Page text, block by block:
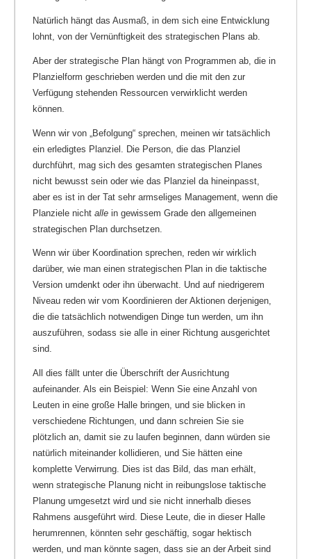
Natürlich hängt das Ausmaß, in dem sich eine Entwicklung
lohnt, von der Vernünftigkeit des strategischen Plans ab.
Aber der strategische Plan hängt von Programmen ab, die in
Planzielform geschrieben werden und die mit den zur
Verfügung stehenden Ressourcen verwirklicht werden
können.
Wenn wir von „Befolgung“ sprechen, meinen wir tatsächlich
ein erledigtes Planziel. Die Person, die das Planziel
durchführt, mag sich des gesamten strategischen Planes
nicht bewusst sein oder wie das Planziel da hineinpasst,
aber es ist in der Tat sehr armseliges Management, wenn die
Planziele nicht alle in gewissem Grade den allgemeinen
strategischen Plan durchsetzen.
Wenn wir über Koordination sprechen, reden wir wirklich
darüber, wie man einen strategischen Plan in die taktische
Version umdenkt oder ihn überwacht. Und auf niedrigerem
Niveau reden wir vom Koordinieren der Aktionen derjenigen,
die die tatsächlich notwendigen Dinge tun werden, um ihn
auszuführen, sodass sie alle in einer Richtung ausgerichtet
sind.
All dies fällt unter die Überschrift der Ausrichtung
aufeinander. Als ein Beispiel: Wenn Sie eine Anzahl von
Leuten in eine große Halle bringen, und sie blicken in
verschiedene Richtungen, und dann schreien Sie sie
plötzlich an, damit sie zu laufen beginnen, dann würden sie
natürlich miteinander kollidieren, und Sie hätten eine
komplette Verwirrung. Dies ist das Bild, das man erhält,
wenn strategische Planung nicht in reibungslose taktische
Planung umgesetzt wird und sie nicht innerhalb dieses
Rahmens ausgeführt wird. Diese Leute, die in dieser Halle
herumrennen, könnten sehr geschäftig, sogar hektisch
werden, und man könnte sagen, dass sie an der Arbeit sind